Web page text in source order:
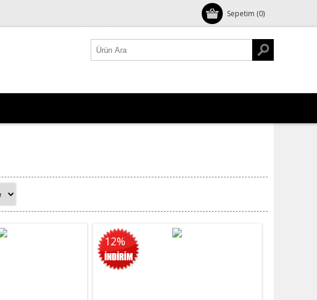
Sepetim (0)
12%